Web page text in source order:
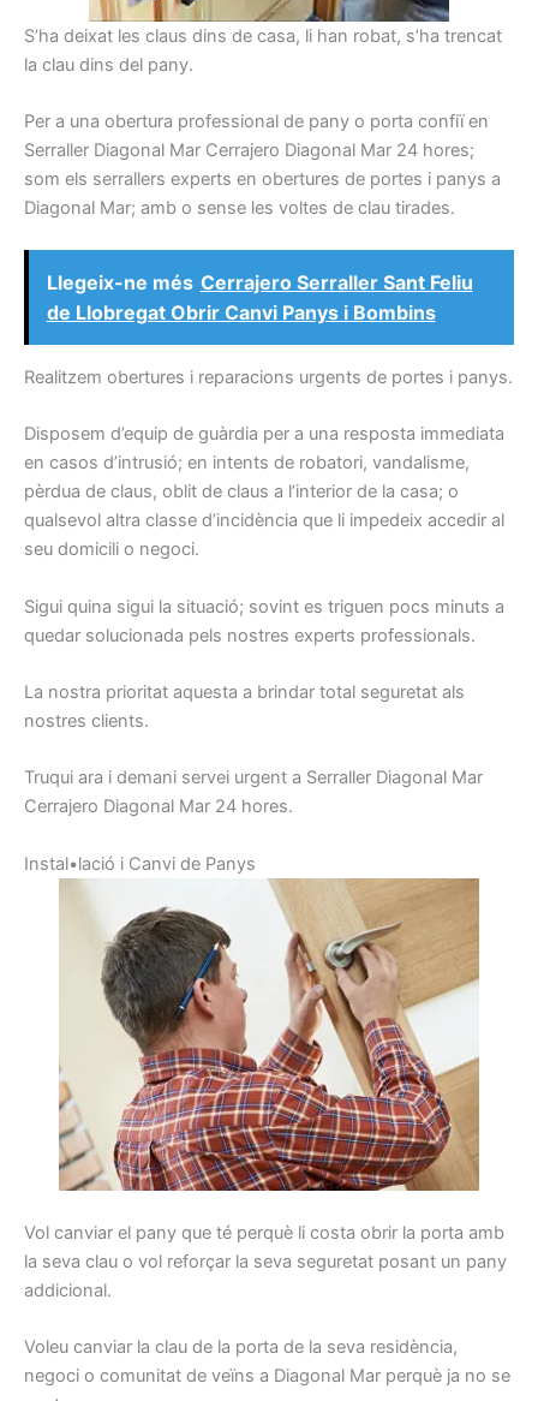
S’ha deixat les claus dins de casa, li han robat, s’ha trencat
la clau dins del pany.
Per a una obertura professional de pany o porta confiï en
Serraller Diagonal Mar Cerrajero Diagonal Mar 24 hores;
som els serrallers experts en obertures de portes i panys a
Diagonal Mar; amb o sense les voltes de clau tirades.
Llegeix-ne més Cerrajero Serraller Sant Feliu
de Llobregat Obrir Canvi Panys i Bombins
Realitzem obertures i reparacions urgents de portes i panys.
Disposem d’equip de guàrdia per a una resposta immediata
en casos d’intrusió; en intents de robatori, vandalisme,
pèrdua de claus, oblit de claus a l’interior de la casa; o
qualsevol altra classe d’incidència que li impedeix accedir al
seu domicili o negoci.
Sigui quina sigui la situació; sovint es triguen pocs minuts a
quedar solucionada pels nostres experts professionals.
La nostra prioritat aquesta a brindar total seguretat als
nostres clients.
Truqui ara i demani servei urgent a Serraller Diagonal Mar
Cerrajero Diagonal Mar 24 hores.
Instal•lació i Canvi de Panys
Vol canviar el pany que té perquè li costa obrir la porta amb
la seva clau o vol reforçar la seva seguretat posant un pany
addicional.
Voleu canviar la clau de la porta de la seva residència,
negoci o comunitat de veïns a Diagonal Mar perquè ja no se